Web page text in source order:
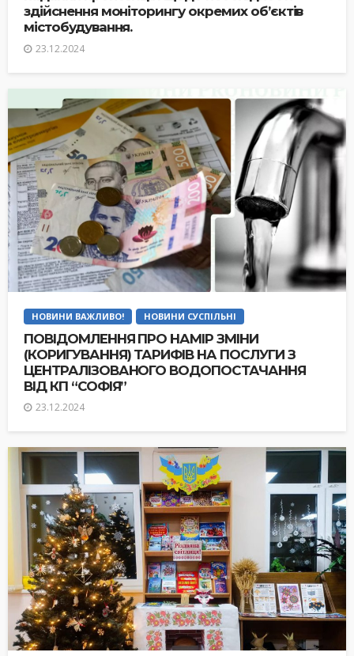
здійснення моніторингу окремих об’єктів
містобудування.
23.12.2024
НОВИНИ ВАЖЛИВО! НОВИНИ СУСПІЛЬНІ
ПОВІДОМЛЕННЯ ПРО НАМІР ЗМІНИ
(КОРИГУВАННЯ) ТАРИФІВ НА ПОСЛУГИ З
ЦЕНТРАЛІЗОВАНОГО ВОДОПОСТАЧАННЯ
ВІД КП “СОФІЯ”
23.12.2024